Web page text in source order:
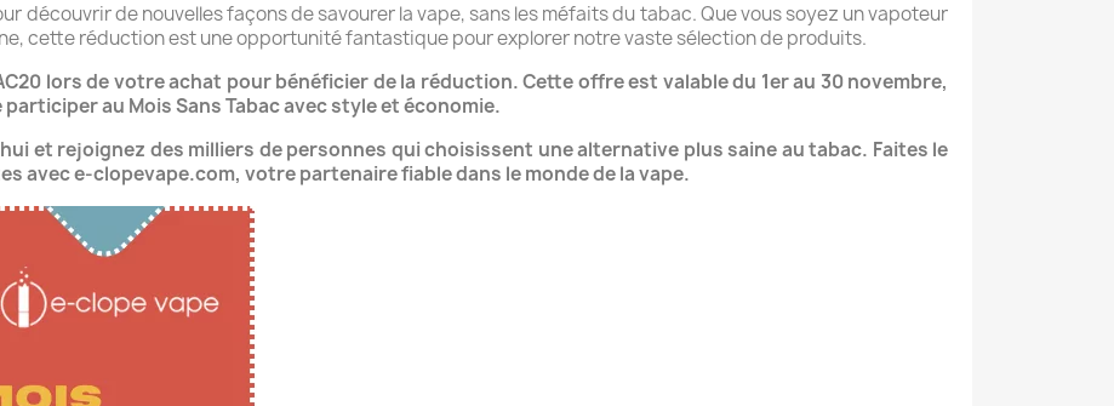
découvrir de nouvelles façons de savourer la vape, sans les méfaits du tabac. Que vous soyez un vapoteur
cette réduction est une opportunité fantastique pour explorer notre vaste sélection de produits.
lors de votre achat pour bénéficier de la réduction. Cette offre est valable du 1er au 30 novembre,
au Mois Sans Tabac avec style et économie.
et rejoignez des milliers de personnes qui choisissent une alternative plus saine au tabac. Faites le
avec e-clopevape.com, votre partenaire fiable dans le monde de la vape.